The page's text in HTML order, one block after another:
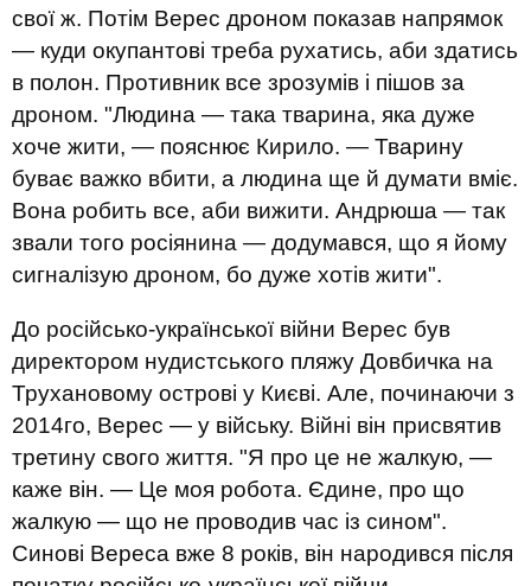
свої ж. Потім Верес дроном показав напрямок
— куди окупантові треба рухатись, аби здатись
в полон. Противник все зрозумів і пішов за
дроном. "Людина — така тварина, яка дуже
хоче жити, — пояснює Кирило. — Тварину
буває важко вбити, а людина ще й думати вміє.
Вона робить все, аби вижити. Андрюша — так
звали того росіянина — додумався, що я йому
сигналізую дроном, бо дуже хотів жити".
До російсько-української війни Верес був
директором нудистського пляжу Довбичка на
Трухановому острові у Києві. Але, починаючи з
2014го, Верес — у війську. Війні він присвятив
третину свого життя. "Я про це не жалкую, —
каже він. — Це моя робота. Єдине, про що
жалкую — що не проводив час із сином".
Синові Вереса вже 8 років, він народився після